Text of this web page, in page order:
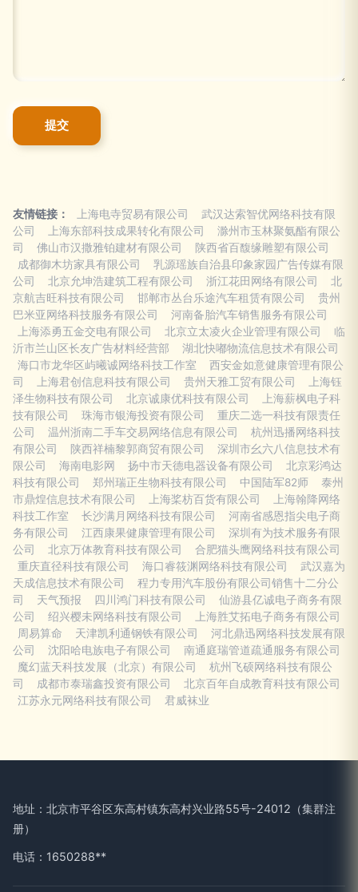
友情链接： 上海电寺贸易有限公司
武汉达索智优网络科技有限
公司
上海东部科技成果转化有限公司
滁州市玉林聚氨酯有限公
司
佛山市汉撒雅铂建材有限公司
陕西省百馥缘雕塑有限公司
成都御木坊家具有限公司
乳源瑶族自治县印象家园广告传媒有限
公司
北京允坤浩建筑工程有限公司 浙江花田网络有限公司
北
京航吉旺科技有限公司
邯郸市丛台乐途汽车租赁有限公司
贵州
巴米亚网络科技服务有限公司
河南备胎汽车销售服务有限公司
上海添勇五金交电有限公司
北京立太凌火企业管理有限公司
临
沂市兰山区长友广告材料经营部
湖北快嘟物流信息技术有限公司
海口市龙华区屿曦诚网络科技工作室
西安金如意健康管理有限公
司
上海君创信息科技有限公司 贵州天雅工贸有限公司
上海钰
泽生物科技有限公司
北京诚康优科技有限公司
上海薪枫电子科
技有限公司
珠海市银海投资有限公司
重庆二选一科技有限责任
公司
温州浙南二手车交易网络信息有限公司
杭州迅播网络科技
有限公司
陕西祥楠黎郭商贸有限公司
深圳市幺六八信息技术有
限公司
海南电影网 扬中市天德电器设备有限公司
北京彩鸿达
科技有限公司
郑州瑞正生物科技有限公司 中国陆军82师
泰州
市鼎煌信息技术有限公司
上海桨枋百货有限公司
上海翰降网络
科技工作室
长沙满月网络科技有限公司
河南省感恩指尖电子商
务有限公司
江西康果健康管理有限公司
深圳有为技术服务有限
公司
北京万体教育科技有限公司
合肥猫头鹰网络科技有限公司
重庆直径科技有限公司
海口睿筱渊网络科技有限公司
武汉嘉为
天成信息技术有限公司
程力专用汽车股份有限公司销售十二分公
司
天气预报 四川鸿门科技有限公司
仙游县亿诚电子商务有限
公司
绍兴樱未网络科技有限公司
上海胜艾拓电子商务有限公司
周易算命
天津凯利通钢铁有限公司
河北鼎迅网络科技发展有限
公司
沈阳哈电族电子有限公司
南通庭瑞管道疏通服务有限公司
魔幻蓝天科技发展（北京）有限公司
杭州飞硕网络科技有限公
司
成都市泰瑞鑫投资有限公司
北京百年自成教育科技有限公司
江苏永元网络科技有限公司
君威袜业
地址：北京市平谷区东高村镇东高村兴业路55号-24012（集群注
册）
电话：1650288**